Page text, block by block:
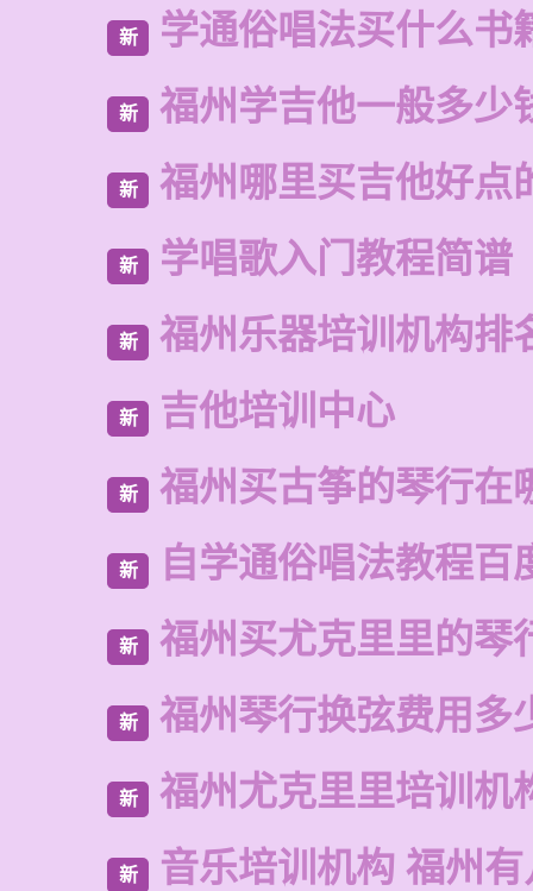
新 学通俗唱法买什么书
新 福州学吉他一般多少
新 福州哪里买吉他好点
新 学唱歌入门教程简谱
新 福州乐器培训机构排
新 吉他培训中心
新 福州买古筝的琴行在
新 自学通俗唱法教程百
新 福州买尤克里里的琴
新 福州琴行换弦费用多
新 福州尤克里里培训机
新 音乐培训机构 福州